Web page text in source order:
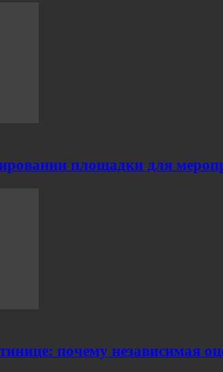
площадки для
почему независимая